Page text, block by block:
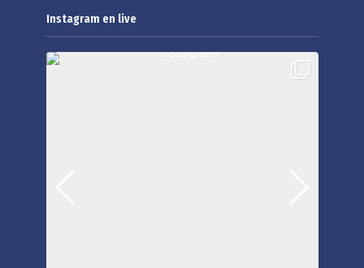
Instagram en live